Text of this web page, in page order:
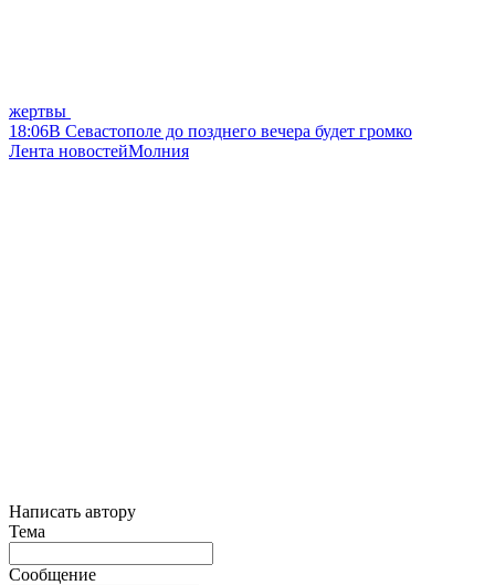
жертвы
18:06В Севастополе до позднего вечера будет громко
Лента новостейМолния
Написать автору
Тема
Сообщение